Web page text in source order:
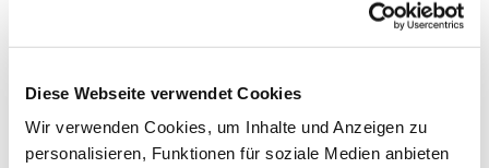
Diese Webseite verwendet Cookies
Wir verwenden Cookies, um Inhalte und Anzeigen zu
personalisieren, Funktionen für soziale Medien anbieten
Paul-Gerhardt-Haus, Am Abdinghof